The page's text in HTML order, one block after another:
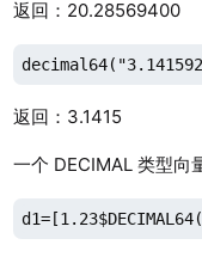
返回：20.28569400
返回：3.1415
一个 DECIMAL 类型向